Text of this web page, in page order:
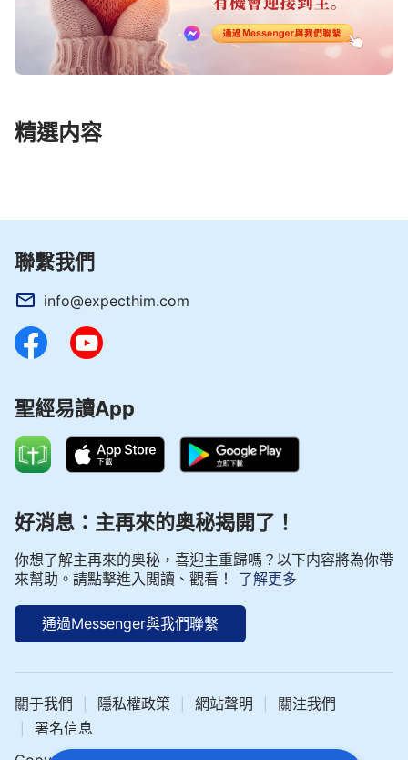
精選内容
聯繫我們
info@expecthim.com
聖經易讀App
好消息：主再來的奥秘揭開了！
你想了解主再來的奥秘，喜迎主重歸嗎？以下内容將為你帶
來幫助。請點擊進入閲讀、觀看！
了解更多
通過Messenger與我們聯繫
關于我們 隱私權政策 網站聲明 關注我們
署名信息